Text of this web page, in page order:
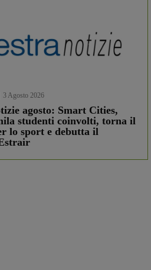
3 Agosto 2026
agosto: Smart Cities,
studenti coinvolti, torna il
lo sport e debutta il